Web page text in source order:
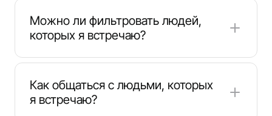
Можно ли фильтровать людей,
которых я встречаю?
Хотя платформа основана на случайных
совпадениях, вы можете фильтровать
собеседников по местоположению, используя
выпадающее меню «Страна» в верхней части
Как общаться с людьми, которых
я встречаю?